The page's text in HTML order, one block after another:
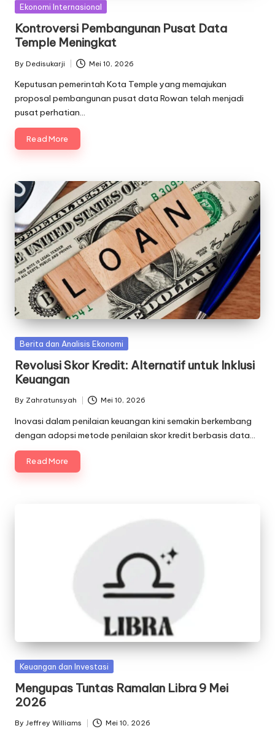
Posted
Ekonomi Internasional
Kontroversi Pembangunan Pusat Data
Temple Meningkat
Posted
by
By Dedisukarji Mei 10, 2026
Keputusan pemerintah Kota Temple yang memajukan
proposal pembangunan pusat data Rowan telah menjadi
pusat perhatian…
Read More
Posted
Berita dan Analisis Ekonomi
Revolusi Skor Kredit: Alternatif untuk Inklusi
Keuangan
Posted
by
By Zahratunsyah Mei 10, 2026
Inovasi dalam penilaian keuangan kini semakin berkembang
dengan adopsi metode penilaian skor kredit berbasis data…
Read More
Posted
Keuangan dan Investasi
Mengupas Tuntas Ramalan Libra 9 Mei
2026
Posted
By Jeffrey Williams Mei 10, 2026